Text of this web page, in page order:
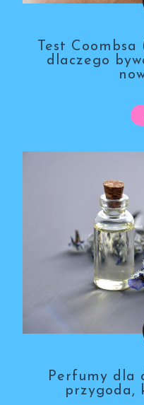
Test
dlaczego
Perfumy dla
przygoda,